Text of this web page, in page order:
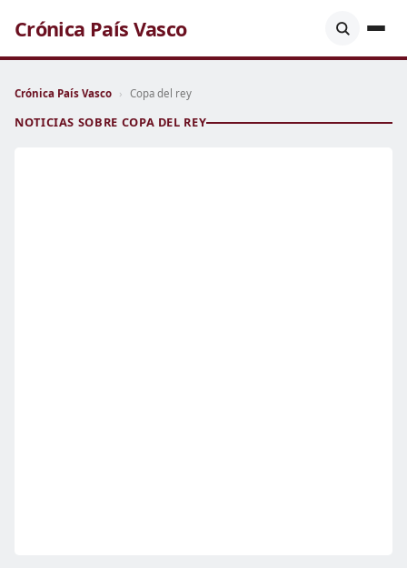
Crónica País Vasco
Crónica País Vasco › Copa del rey
NOTICIAS SOBRE COPA DEL REY